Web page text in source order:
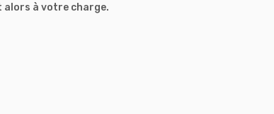
alors à votre charge.